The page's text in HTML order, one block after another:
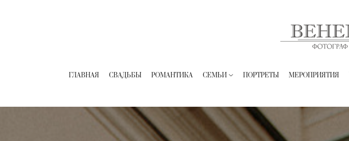
ГЛАВНАЯ СВАДЬБЫ РОМАНТИКА СЕМЬИ ПОРТРЕТЫ МЕРОПРИЯТИЯ